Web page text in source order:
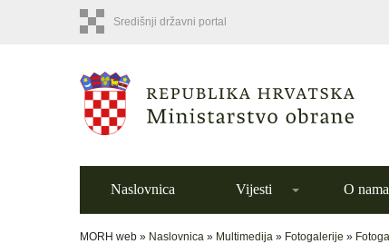
Središnji državni portal
Naslovnica Vijesti O nama
MORH web » Naslovnica » Multimedija » Fotogalerije »